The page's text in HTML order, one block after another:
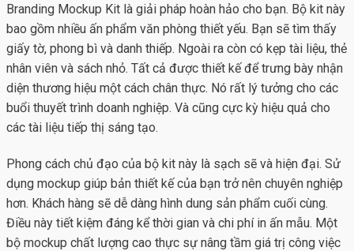
Branding Mockup Kit là giải pháp hoàn hảo cho bạn. Bộ kit này
bao gồm nhiều ấn phẩm văn phòng thiết yếu. Bạn sẽ tìm thấy
giấy tờ, phong bì và danh thiếp. Ngoài ra còn có kẹp tài liệu, thẻ
nhân viên và sách nhỏ. Tất cả được thiết kế để trưng bày nhận
diện thương hiệu một cách chân thực. Nó rất lý tưởng cho các
buổi thuyết trình doanh nghiệp. Và cũng cực kỳ hiệu quả cho
các tài liệu tiếp thị sáng tạo.
Phong cách chủ đạo của bộ kit này là sạch sẽ và hiện đại. Sử
dụng mockup giúp bản thiết kế của bạn trở nên chuyên nghiệp
hơn. Khách hàng sẽ dễ dàng hình dung sản phẩm cuối cùng.
Điều này tiết kiệm đáng kể thời gian và chi phí in ấn mẫu. Một
bộ mockup chất lượng cao thực sự nâng tầm giá trị công việc